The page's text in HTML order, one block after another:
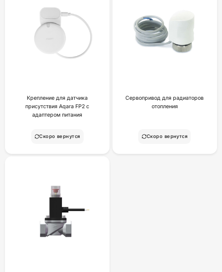
Крепление для датчика
присутствия Aqara FP2 с
адаптером питания
Скоро вернутся
Сервопривод для радиаторов
отопления
Скоро вернутся